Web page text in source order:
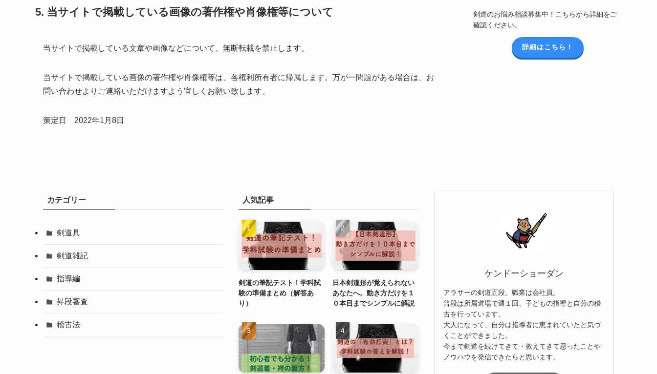
5. 当サイトで掲載している画像の著作権や肖像権等について
当サイトで掲載している文章や画像などについて、無断転載を禁止します。
当サイトで掲載している画像の著作権や肖像権等は、各権利所有者に帰属します。万が一問題がある場合は、お
問い合わせよりご連絡いただけますよう宜しくお願い致します。
策定日 2022年1月8日
剣道のお悩み相談募集中！こちらから詳細をご
確認ください。
詳細はこちら！
カテゴリー
剣道具
剣道雑記
指導編
昇段審査
稽古法
人気記事
剣道の筆記テスト！学科試
験の準備まとめ（解答あ
り）
日本剣道形が覚えられない
あなたへ。動き方だけを１
０本目までシンプルに解説
ケンドーショーダン
アラサーの剣道五段。職業は会社員。
普段は所属道場で週１回、子どもの指導と自分の稽
古を行っています。
大人になって、自分は指導者に恵まれていたと気づ
くことができました。
今まで剣道を続けてきて・教えてきて思ったことや
ノウハウを発信できたらと思います。